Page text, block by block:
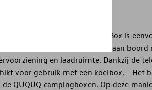
T5/T6/T6.1 Caravelle - De BusBox is
alle essentiële dingen die u aan
en laadruimte. Dankzij de
voor gebruik met een koelbox. - Het
QUQUQ campingboxen. Op deze